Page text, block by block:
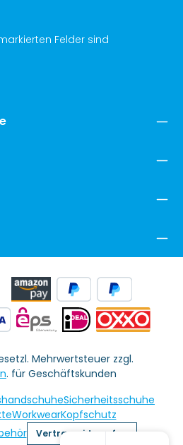
Felder sind
Mehrwertsteuer zzgl.
. für Geschäftskunden
Sicherheitsschuhe
WorkwearKopfschutz
Vertrag widerrufen